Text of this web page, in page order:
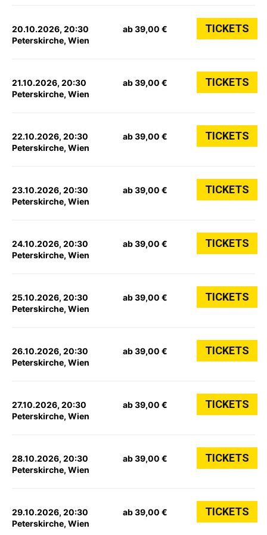
20.10.2026, 20:30
Peterskirche, Wien
ab 39,00 € TICKETS
21.10.2026, 20:30
Peterskirche, Wien
ab 39,00 € TICKETS
22.10.2026, 20:30
Peterskirche, Wien
ab 39,00 € TICKETS
23.10.2026, 20:30
Peterskirche, Wien
ab 39,00 € TICKETS
24.10.2026, 20:30
Peterskirche, Wien
ab 39,00 € TICKETS
25.10.2026, 20:30
Peterskirche, Wien
ab 39,00 € TICKETS
26.10.2026, 20:30
Peterskirche, Wien
ab 39,00 € TICKETS
27.10.2026, 20:30
Peterskirche, Wien
ab 39,00 € TICKETS
28.10.2026, 20:30
Peterskirche, Wien
ab 39,00 € TICKETS
29.10.2026, 20:30
Peterskirche, Wien
ab 39,00 € TICKETS